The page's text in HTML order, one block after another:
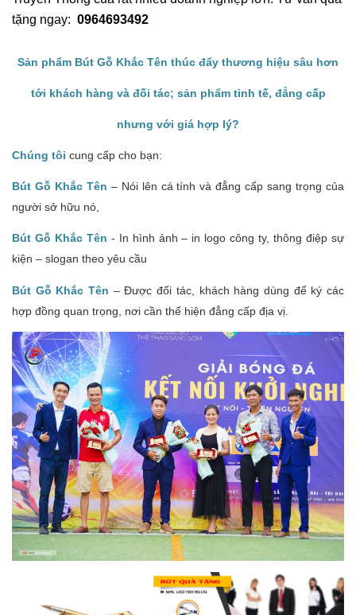
tặng ngay: 0964693492
Sản phẩm Bút Gỗ Khắc Tên thúc đẩy thương hiệu sâu hơn
tới khách hàng và đối tác; sản phẩm tinh tế, đẳng cấp
nhưng với giá hợp lý?
Chúng tôi cung cấp cho bạn:
Bút Gỗ Khắc Tên – Nói lên cá tính và đẳng cấp sang trọng của
người sở hữu nó
Bút Gỗ Khắc Tên - In hình ảnh – in logo công ty, thông điệp sự
kiện – slogan theo yêu cầu
Bút Gỗ Khắc Tên – Được đối tác, khách hàng dùng để ký các
hợp đồng quan trọng, nơi cần thể hiện đẳng cấp địa vị.